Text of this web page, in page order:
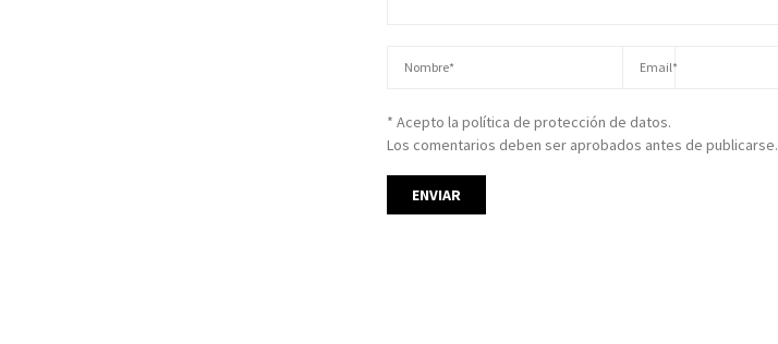
* Acepto la política de protección de datos.
Los comentarios deben ser aprobados antes de publicarse.